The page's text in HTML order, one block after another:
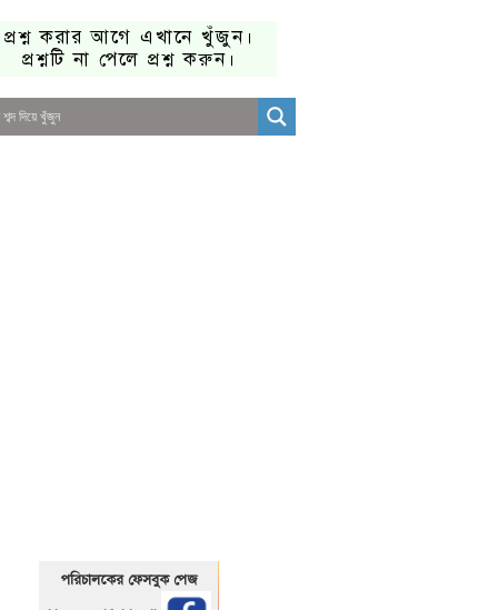
প্রশ্ন করার আগে এখানে খুঁজুন।
প্রশ্নটি না পেলে প্রশ্ন করুন।
পরিচালকের ফেসবুক পেজ